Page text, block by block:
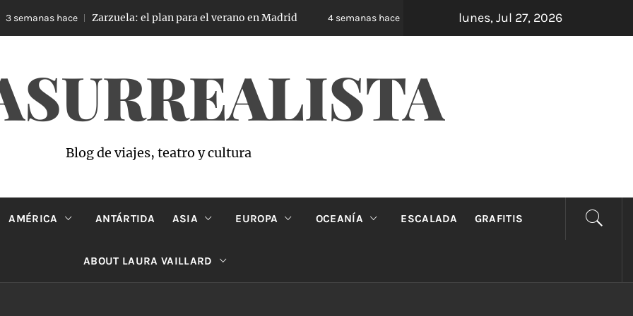
semanas hace Zarzuela: el plan para el verano en Madrid 4 semanas hace Oveja Negra: el unipersonal que se ríe de los
lunes, Jul 27, 2026
Blog de viajes, teatro y cultura
AMÉRICA ANTÁRTIDA ASIA EUROPA OCEANÍA ESCALADA GRAFITIS
ABOUT LAURA VAILLARD